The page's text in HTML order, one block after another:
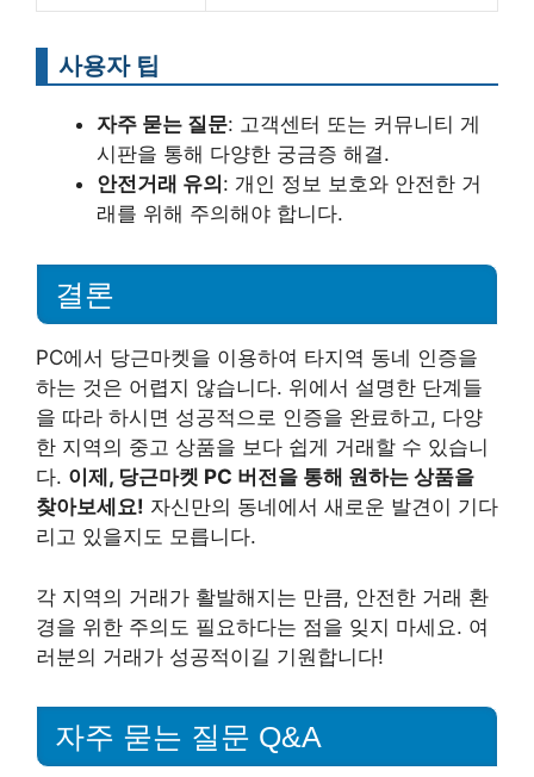
사용자 팁
자주 묻는 질문: 고객센터 또는 커뮤니티 게
시판을 통해 다양한 궁금증 해결.
안전거래 유의 : 개인 정보 보호와 안전한 거
래를 위해 주의해야 합니다.
결론
PC에서 당근마켓을 이용하여 타지역 동네 인증을
하는 것은 어렵지 않습니다. 위에서 설명한 단계들
을 따라 하시면 성공적으로 인증을 완료하고, 다양
한 지역의 중고 상품을 보다 쉽게 거래할 수 있습니
다. 이제, 당근마켓 PC 버전을 통해 원하는 상품을
찾아보세요! 자신만의 동네에서 새로운 발견이 기다
리고 있을지도 모릅니다.
각 지역의 거래가 활발해지는 만큼, 안전한 거래 환
경을 위한 주의도 필요하다는 점을 잊지 마세요. 여
러분의 거래가 성공적이길 기원합니다!
자주 묻는 질문 Q&A